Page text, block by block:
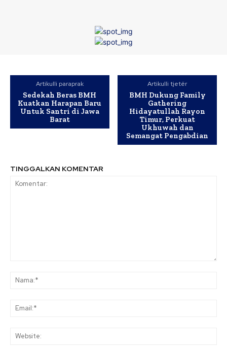
Artikulli paraprak
Sedekah Beras BMH
Kuatkan Harapan Baru
Untuk Santri di Jawa
Barat
Artikulli tjetër
BMH Dukung Family
Gathering
Hidayatullah Rayon
Timur, Perkuat
Ukhuwah dan
Semangat Pengabdian
TINGGALKAN KOMENTAR